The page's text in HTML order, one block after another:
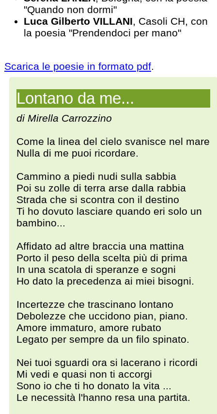
"Quando non dormi"
Luca Gilberto VILLANI, Casoli CH, con
la poesia "Prendendoci per mano"
Scarica le poesie in formato pdf.
Lontano da me...
di Mirella Carrozzino
Come la linea del cielo svanisce nel mare
Nulla di me puoi ricordare.
Cammino a piedi nudi sulla sabbia
Poi su zolle di terra arse dalla rabbia
Strada che si scontra con il destino
Ti ho dovuto lasciare quando eri solo un
bambino...
Affidato ad altre braccia una mattina
Porto il peso della scelta più di prima
In una scatola di speranze e sogni
Ho dato la precedenza ai miei bisogni.
Incertezze che trascinano lontano
Debolezze che uccidono pian, piano.
Amore immaturo, amore rubato
Legato per sempre da un filo spinato.
Nei tuoi sguardi ora si lacerano i ricordi
Mi vedi e quasi non ti accorgi
Sono io che ti ho donato la vita ...
Le necessità l'hanno resa una partita.